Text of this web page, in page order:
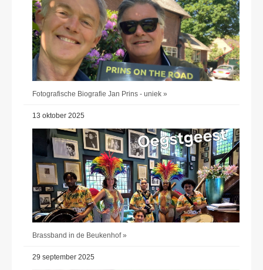
Fotografische Biografie Jan Prins - uniek »
13 oktober 2025
Brassband in de Beukenhof »
29 september 2025